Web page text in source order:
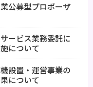
公募型プロポーザ
ービス業務委託に
について
設置・運営事業の
について